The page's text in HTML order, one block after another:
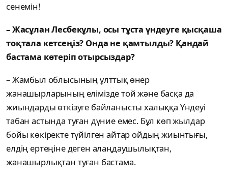
сенемін!
– Жасұлан Лесбекұлы, осы тұста үндеуге қысқаша
тоқтала кетсеңіз? Онда не қамтылды? Қандай
бастама көтеріп отырсыздар?
– Жамбыл облысының ұлттық өнер
жанашырларының елімізде той және басқа да
жиындарды өткізуге байланысты халыққа Үндеуі
табан астында туған дүние емес. Бұл көп жылдар
бойы көкіректе түйілген айтар ойдың жиынтығы,
елдің ертеңіне деген алаңдаушылықтан,
жанашырлықтан туған бастама.